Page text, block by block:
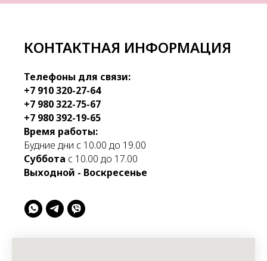
КОНТАКТНАЯ ИНФОРМАЦИЯ
Телефоны для связи:
+7 910 320-27-64
+7 980 322-75-67
+7 980 392-19-65
Время работы:
Будние дни с 10.00 до 19.00
Суббота с 10.00 до 17.00
Выходной - Воскресенье